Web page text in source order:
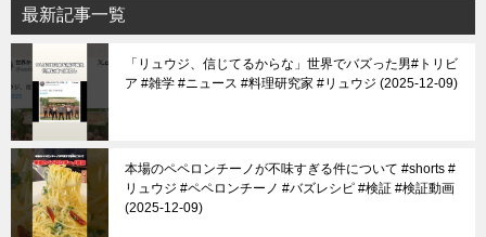
最新記事一覧
「リュウジ、信じてるからな」世界でバズった男#トリビ
ア #雑学 #ニュース #料理研究家 #リュウジ 2025-12-09
本場のペペロンチーノが不味すぎる件について #shorts #
リュウジ #ペペロンチーノ #バズレシピ #検証 #検証動画
2025-12-09